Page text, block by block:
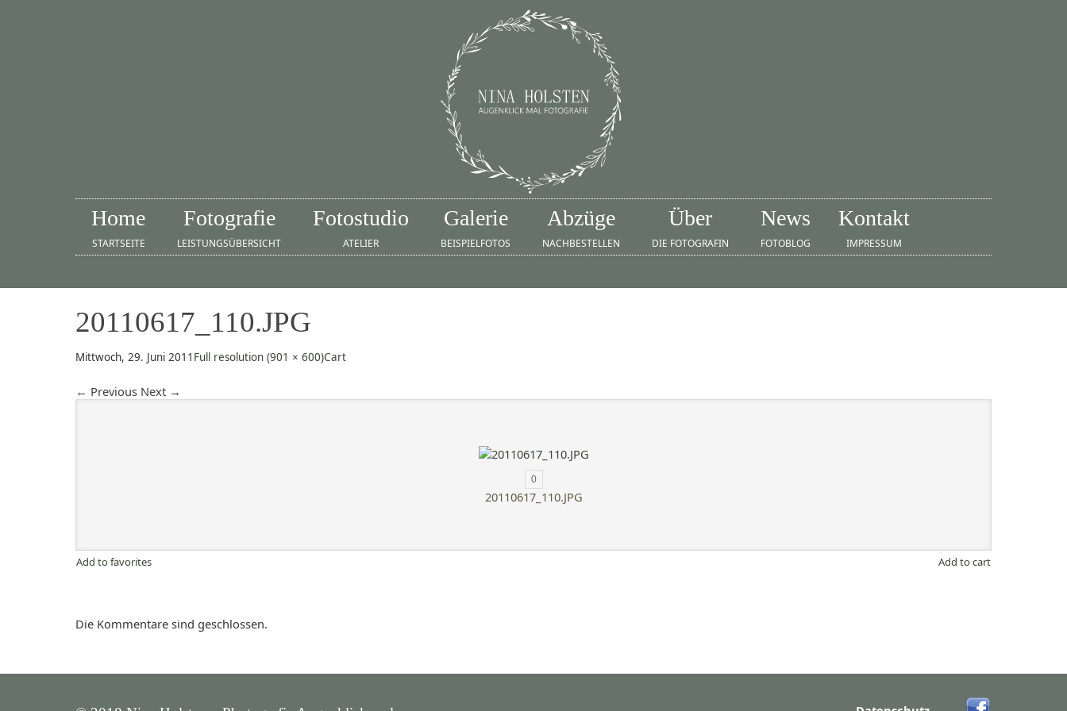
Home
STARTSEITE
Fotografie
LEISTUNGSÜBERSICHT
Fotostudio
ATELIER
Galerie
BEISPIELFOTOS
Abzüge
NACHBESTELLEN
Über
DIE FOTOGRAFIN
News
FOTOBLOG
Kontakt
IMPRESSUM
20110617_110.JPG
Mittwoch, 29. Juni 2011 Full resolution (901 × 600)Cart
← Previous Next →
0
20110617_110.JPG
Add to favorites Add to cart
Die Kommentare sind geschlossen.